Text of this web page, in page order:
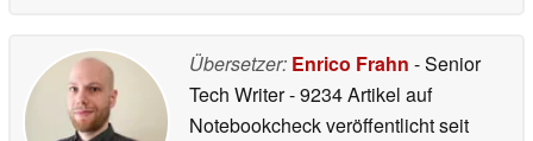
Übersetzer: Enrico Frahn - Senior
Tech Writer- 9234 Artikel auf
Notebookcheck veröffentlichtseit